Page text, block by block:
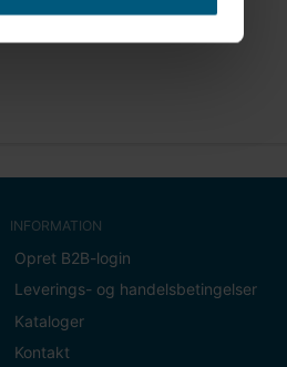
INFORMATION
Opret B2B-login
Leverings- og handelsbetingelser
Kataloger
Kontakt